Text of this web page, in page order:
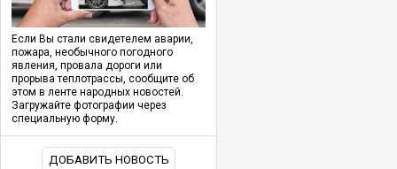
Если Вы стали свидетелем аварии,
пожара, необычного погодного
явления, провала дороги или
прорыва теплотрассы, сообщите об
этом в ленте народных новостей.
Загружайте фотографии через
специальную форму.
ДОБАВИТЬ НОВОСТЬ